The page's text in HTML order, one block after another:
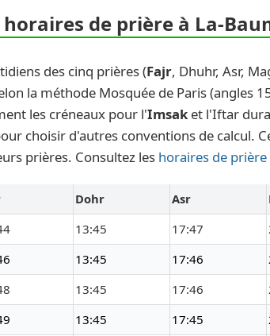
de prière à La-
des cinq prières (Fajr, Dhuhr, Asr,
la méthode Mosquée de Paris (angles
les créneaux pour l'Imsak et l'Iftar
choisir d'autres conventions de calcul.
prières. Consultez les horaires de
Dohr Asr
13:45 17:47
13:45 17:46
13:45 17:46
13:45 17:45